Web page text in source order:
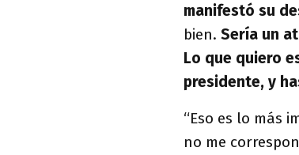
manifestó su
bien. Sería un
Lo que quiero
presidente, y
“Eso es lo más
no me